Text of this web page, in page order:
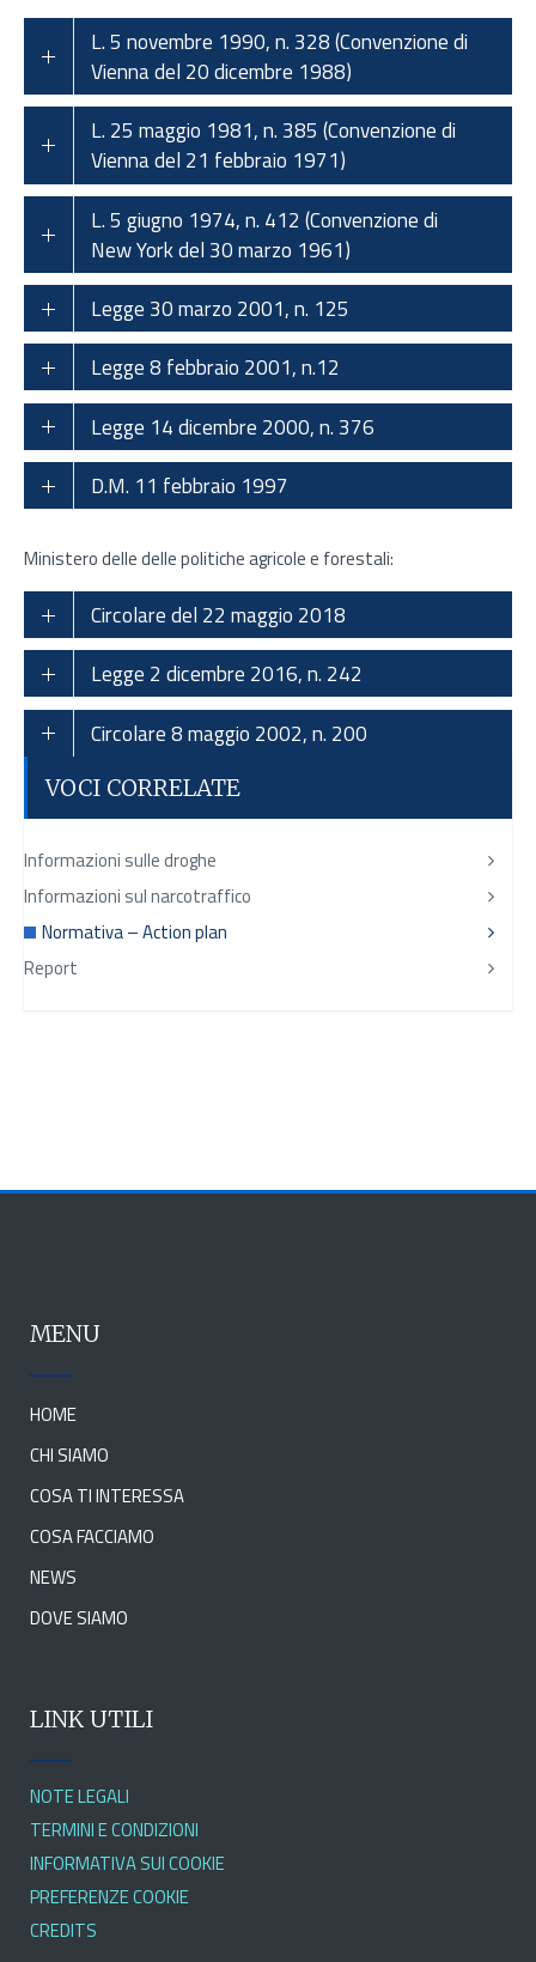
VOCI CORRELATE
Informazioni sulle droghe
Informazioni sul narcotraffico
Normativa – Action plan
Report
L. 5 novembre 1990, n. 328 (Convenzione di
Vienna del 20 dicembre 1988)
L. 25 maggio 1981, n. 385 (Convenzione di
Vienna del 21 febbraio 1971)
L. 5 giugno 1974, n. 412 (Convenzione di
New York del 30 marzo 1961)
Legge 30 marzo 2001, n. 125
Legge 8 febbraio 2001, n.12
Legge 14 dicembre 2000, n. 376
D.M. 11 febbraio 1997
Ministero delle delle politiche agricole e forestali:
Circolare del 22 maggio 2018
Legge 2 dicembre 2016, n. 242
Circolare 8 maggio 2002, n. 200
MENU
HOME
CHI SIAMO
COSA TI INTERESSA
COSA FACCIAMO
NEWS
DOVE SIAMO
LINK UTILI
NOTE LEGALI
TERMINI E CONDIZIONI
INFORMATIVA SUI COOKIE
PREFERENZE COOKIE
CREDITS